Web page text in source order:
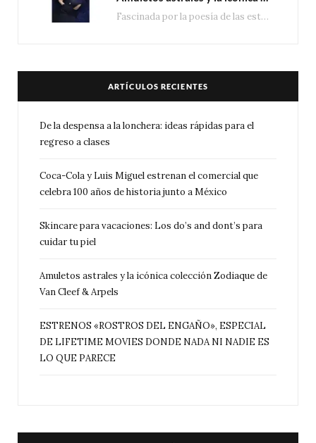
Fascinada por la poesía de las estrellas, la Maison Van Cleef & Arpels celebra la llegada de las…
ARTÍCULOS RECIENTES
De la despensa a la lonchera: ideas rápidas para el
regreso a clases
Coca-Cola y Luis Miguel estrenan el comercial que
celebra 100 años de historia junto a México
Skincare para vacaciones: Los do’s and dont’s para
cuidar tu piel
Amuletos astrales y la icónica colección Zodiaque de
Van Cleef & Arpels
ESTRENOS «ROSTROS DEL ENGAÑO», ESPECIAL
DE LIFETIME MOVIES DONDE NADA NI NADIE ES
LO QUE PARECE